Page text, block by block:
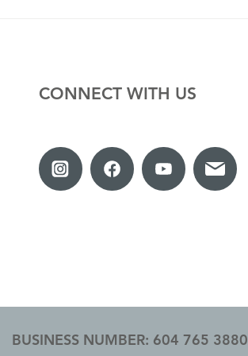
CONNECT WITH US
BUSINESS NUMBER: 604 765 3880